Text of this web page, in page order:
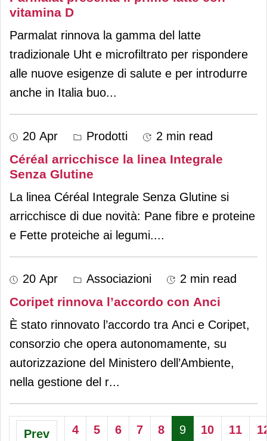
vitamina D
Parmalat rinnova la gamma del latte
tradizionale Uht e microfiltrato per rispondere
alle nuove esigenze di salute e per introdurre
anche in Italia buo...
20 Apr Prodotti 2 min read
Céréal arricchisce la linea Integrale
Senza Glutine
La linea Céréal Integrale Senza Glutine si
arricchisce di due novità: Pane fibre e proteine
e Fette proteiche ai legumi....
20 Apr Associazioni 2 min read
Coripet rinnova l’accordo con Anci
È stato rinnovato l’accordo tra Anci e Coripet,
consorzio che opera autonomamente, su
autorizzazione del Ministero dell’Ambiente,
nella gestione del r...
Prev 4 5 6 7 8 9 10 11